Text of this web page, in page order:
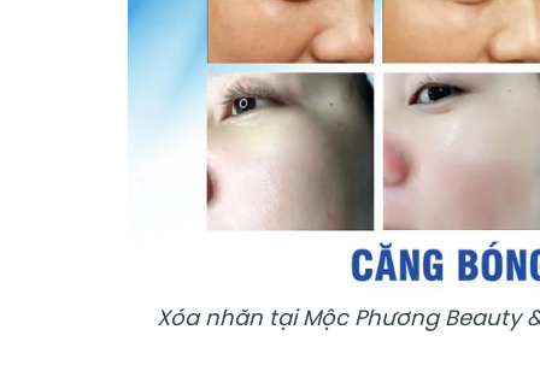
Xóa nhăn tại Mộc Phương Beauty